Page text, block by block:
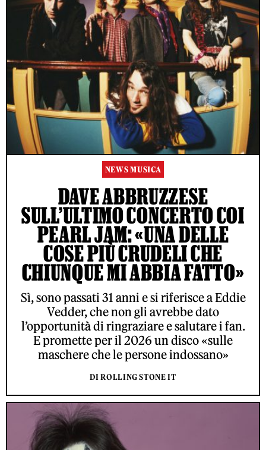
NEWS MUSICA
DAVE ABBRUZZESE
SULL’ULTIMO CONCERTO COI
PEARL JAM: «UNA DELLE
COSE PIÙ CRUDELI CHE
CHIUNQUE MI ABBIA FATTO»
Sì, sono passati 31 anni e si riferisce a Eddie
Vedder, che non gli avrebbe dato
l’opportunità di ringraziare e salutare i fan.
E promette per il 2026 un disco «sulle
maschere che le persone indossano»
DI ROLLING STONE IT